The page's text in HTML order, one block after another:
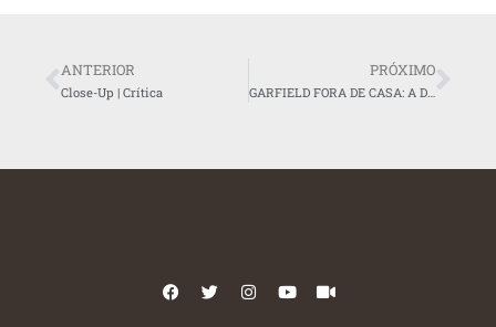
ANTERIOR
Close-Up | Crítica
PRÓXIMO
GARFIELD FORA DE CASA: A Dificuldade de Levar o Gato para as Telonas